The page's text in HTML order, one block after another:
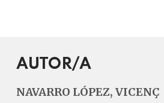
AUTOR/A
NAVARRO LÓPEZ, VICENÇ